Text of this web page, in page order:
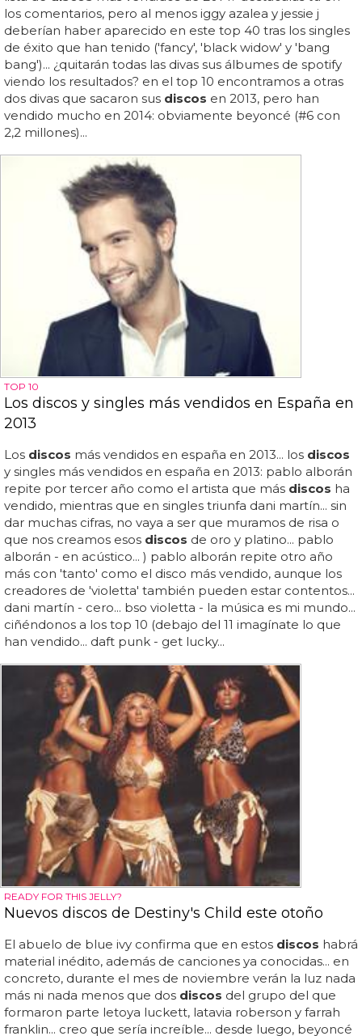
los comentarios, pero al menos iggy azalea y jessie j
deberían haber aparecido en este top 40 tras los singles
de éxito que han tenido ('fancy', 'black widow' y 'bang
bang')... ¿quitarán todas las divas sus álbumes de spotify
viendo los resultados? en el top 10 encontramos a otras
dos divas que sacaron sus discos en 2013, pero han
vendido mucho en 2014: obviamente beyoncé (#6 con
2,2 millones)...
TOP 10
Los discos y singles más vendidos en España en
2013
Los discos más vendidos en españa en 2013... los discos
y singles más vendidos en españa en 2013: pablo alborán
repite por tercer año como el artista que más discos ha
vendido, mientras que en singles triunfa dani martín... sin
dar muchas cifras, no vaya a ser que muramos de risa o
que nos creamos esos discos de oro y platino... pablo
alborán - en acústico... ) pablo alborán repite otro año
más con 'tanto' como el disco más vendido, aunque los
creadores de 'violetta' también pueden estar contentos...
dani martín - cero... bso violetta - la música es mi mundo...
ciñéndonos a los top 10 (debajo del 11 imagínate lo que
han vendido... daft punk - get lucky...
READY FOR THIS JELLY?
Nuevos discos de Destiny's Child este otoño
El abuelo de blue ivy confirma que en estos discos habrá
material inédito, además de canciones ya conocidas... en
concreto, durante el mes de noviembre verán la luz nada
más ni nada menos que dos discos del grupo del que
formaron parte letoya luckett, latavia roberson y farrah
franklin... creo que sería increíble... desde luego, beyoncé